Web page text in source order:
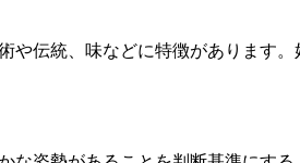
伝統、味などに特徴があります